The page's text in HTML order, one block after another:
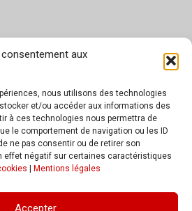
consentement aux
nous utilisons des technologies
et/ou accéder aux informations des
à ces technologies nous permettra de
le comportement de navigation ou les ID
ne pas consentir ou de retirer son
effet négatif sur certaines caractéristiques
Mentions légales
Accepter
de travail par forte chaleur
du 23 juin 2026
attaque contre nos droits : les arrêts